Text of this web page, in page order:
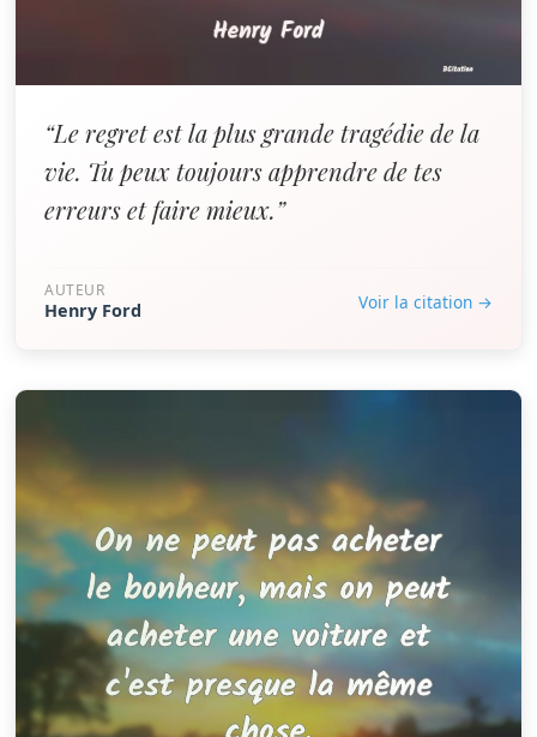
“Le regret est la plus grande tragédie de la
vie. Tu peux toujours apprendre de tes
erreurs et faire mieux.”
AUTEUR
Henry Ford Voir la citation →